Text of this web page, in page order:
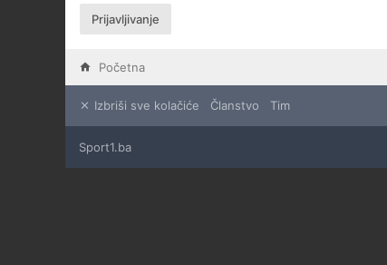
Prijavljivanje
Početna
Izbriši sve kolačiće Članstvo Tim
Sport1.ba